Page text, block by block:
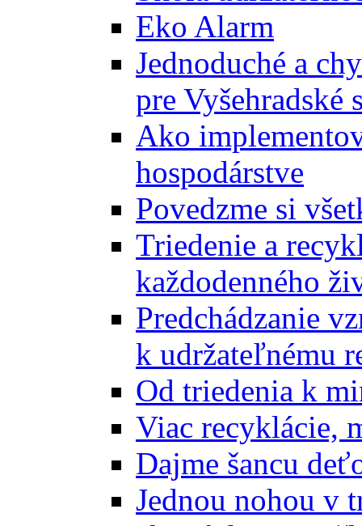
Eko Alarm
Jednoduché a
pre Vyšehradské
Ako
hospodárstve
Povedzme si
Triedenie a
každodenného
Predchádzanie
k udržateľnému
Od triedenia k
Viac recyklácie,
Dajme šancu
Jednou nohou v